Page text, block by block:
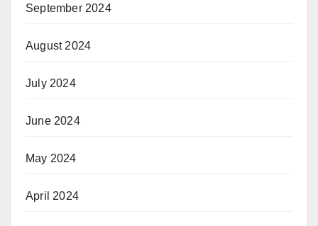
September 2024
August 2024
July 2024
June 2024
May 2024
April 2024